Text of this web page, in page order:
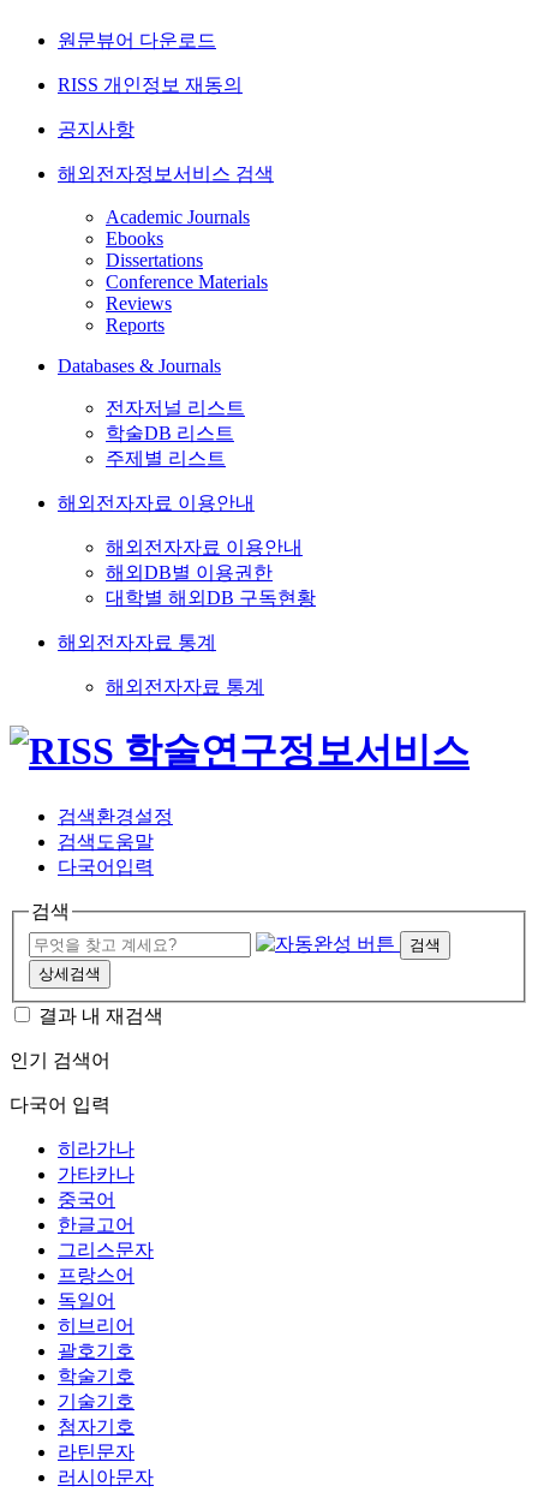
원문뷰어 다운로드
RISS 개인정보 재동의
공지사항
해외전자정보서비스 검색
Academic Journals
Ebooks
Dissertations
Conference Materials
Reviews
Reports
Databases & Journals
전자저널 리스트
학술DB 리스트
주제별 리스트
해외전자자료 이용안내
해외전자자료 이용안내
해외DB별 이용권한
대학별 해외DB 구독현황
해외전자자료 통계
해외전자자료 통계
검색환경설정
검색도움말
다국어입력
검색
검색
상세검색
결과 내 재검색
인기 검색어
다국어 입력
히라가나
가타카나
중국어
한글고어
그리스문자
프랑스어
독일어
히브리어
괄호기호
학술기호
기술기호
첨자기호
라틴문자
러시아문자